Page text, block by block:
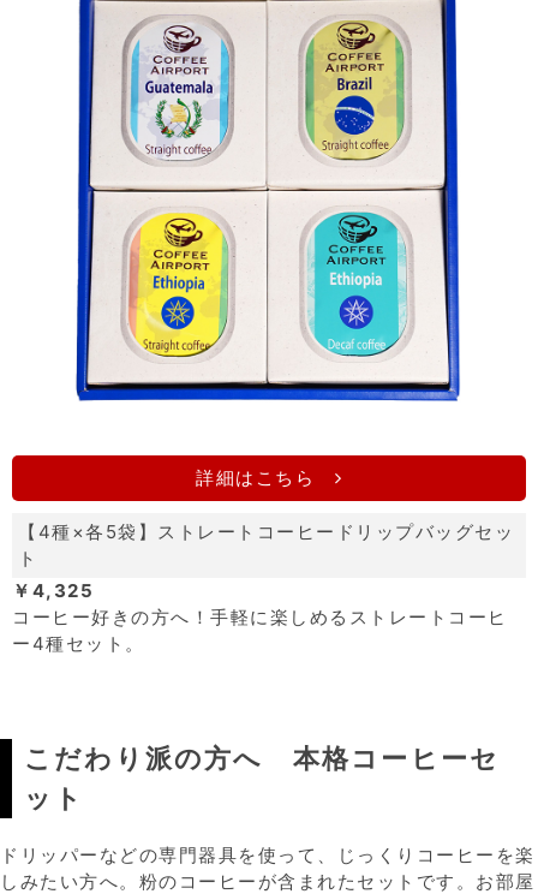
詳細はこちら
【4種×各5袋】ストレートコーヒードリップバッグセッ
ト
￥4,325
コーヒー好きの方へ！手軽に楽しめるストレートコーヒ
ー4種セット。
こだわり派の方へ 本格コーヒーセ
ット
ドリッパーなどの専門器具を使って、じっくりコーヒーを楽
しみたい方へ。粉のコーヒーが含まれたセットです。 お部屋